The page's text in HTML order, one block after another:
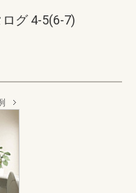
グ 4-5(6-7)